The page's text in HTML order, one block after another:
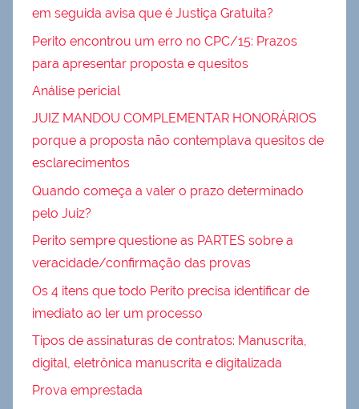
em seguida avisa que é Justiça Gratuita?
Perito encontrou um erro no CPC/15: Prazos
para apresentar proposta e quesitos
Análise pericial
JUIZ MANDOU COMPLEMENTAR HONORÁRIOS
porque a proposta não contemplava quesitos de
esclarecimentos
Quando começa a valer o prazo determinado
pelo Juiz?
Perito sempre questione as PARTES sobre a
veracidade/confirmação das provas
Os 4 itens que todo Perito precisa identificar de
imediato ao ler um processo
Tipos de assinaturas de contratos: Manuscrita,
digital, eletrônica manuscrita e digitalizada
Prova emprestada